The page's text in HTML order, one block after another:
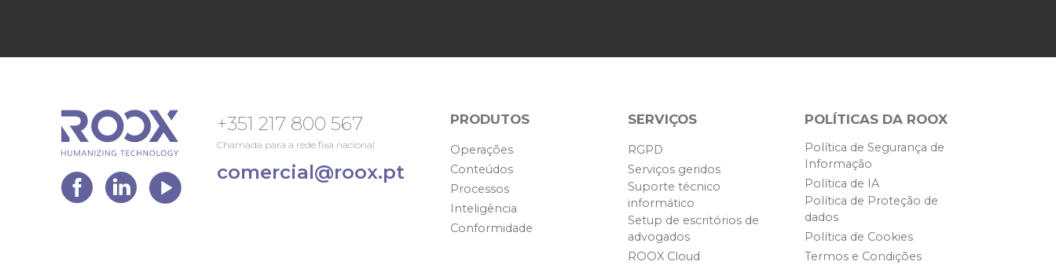
+351 217 800 567
Chamada para a rede fixa nacional
comercial@roox.pt
PRODUTOS
Operações
Conteúdos
Processos
Inteligência
Conformidade
SERVIÇOS
RGPD
Serviços geridos
Suporte técnico
informático
Setup de escritórios de
advogados
ROOX Cloud
POLÍTICAS DA ROOX
Política de Segurança de
Informação
Política de IA
Política de Proteção de
dados
Política de Cookies
Termos e Condições